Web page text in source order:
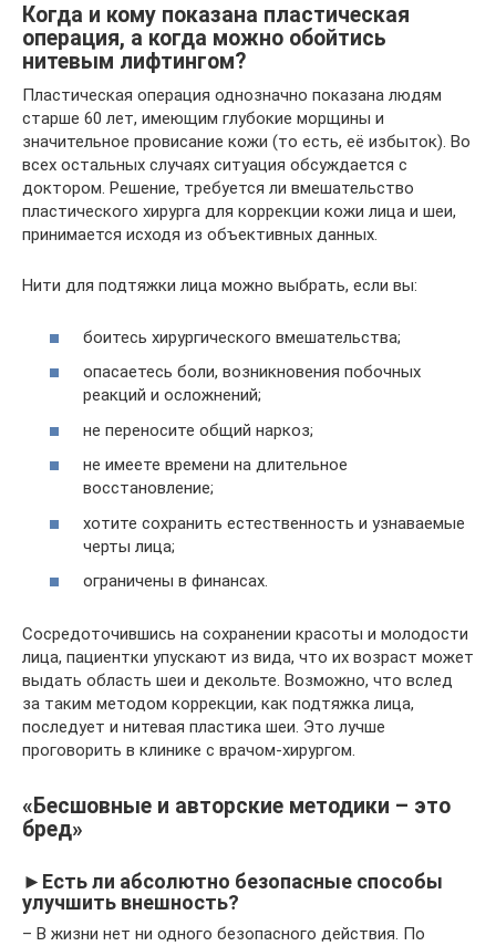
Когда и кому показана пластическая
операция, а когда можно обойтись
нитевым лифтингом?
Пластическая операция однозначно показана людям
старше 60 лет, имеющим глубокие морщины и
значительное провисание кожи (то есть, её избыток). Во
всех остальных случаях ситуация обсуждается с
доктором. Решение, требуется ли вмешательство
пластического хирурга для коррекции кожи лица и шеи,
принимается исходя из объективных данных.
Нити для подтяжки лица можно выбрать, если вы:
боитесь хирургического вмешательства;
опасаетесь боли, возникновения побочных
реакций и осложнений;
не переносите общий наркоз;
не имеете времени на длительное
восстановление;
хотите сохранить естественность и узнаваемые
черты лица;
ограничены в финансах.
Сосредоточившись на сохранении красоты и молодости
лица, пациентки упускают из вида, что их возраст может
выдать область шеи и декольте. Возможно, что вслед
за таким методом коррекции, как подтяжка лица,
последует и нитевая пластика шеи. Это лучше
проговорить в клинике с врачом-хирургом.
«Бесшовные и авторские методики – это
бред»
►Есть ли абсолютно безопасные способы
улучшить внешность?
– В жизни нет ни одного безопасного действия. По